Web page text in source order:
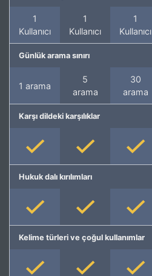
1
Kullanıcı
1
Kullanıcı
1
Kullanıcı
Günlük arama sınırı
1 arama
5
arama
30
arama
Karşı dildeki karşılıklar
Hukuk dalı kırılımları
Kelime türleri ve çoğul kullanımlar